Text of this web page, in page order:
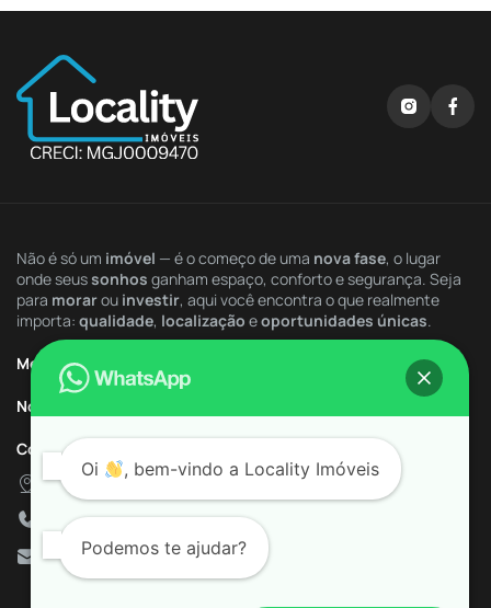
Espaço Pet
Mercado Interno
Mini Campo
Movie Games
Oficina Criativa
Paisagismo
Não é só um imóvel — é o começo de uma nova fase, o lugar
onde seussonhos ganham espaço, conforto e segurança. Seja
para morarou investir, aqui você encontra o que realmente
importa: qualidade, localização eoportunidades únicas.
Menu Rápido
Nossa Imobiliária
Contatos
Av. da Saudade, 1183
+55 (34) 9.9775-5400
contato@localityimoveis.com.br
Oi , bem-vindo a Locality Imóveis
Podemos te ajudar?